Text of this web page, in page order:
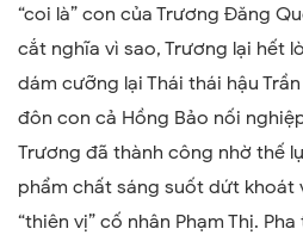
“coi là” con của Trương Đăng
cắt nghĩa vì sao, Trương lại hết
dám cưỡng lại Thái thái hậu
đôn con cả Hồng Bảo nối
Trương đã thành công nhờ thế
phẩm chất sáng suốt dứt khoát
“thiên vị” cố nhân Phạm Thị.